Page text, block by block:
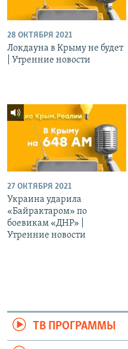
28 ОКТЯБРЯ 2021
Локдауна в Крыму не будет
| Утренние новости
27 ОКТЯБРЯ 2021
Украина ударила
«Байрактаром» по
боевикам «ДНР» |
Утренние новости
ТВ ПРОГРАММЫ